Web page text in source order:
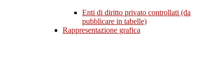
Enti di diritto privato controllati (da
pubblicare in tabelle)
Rappresentazione grafica